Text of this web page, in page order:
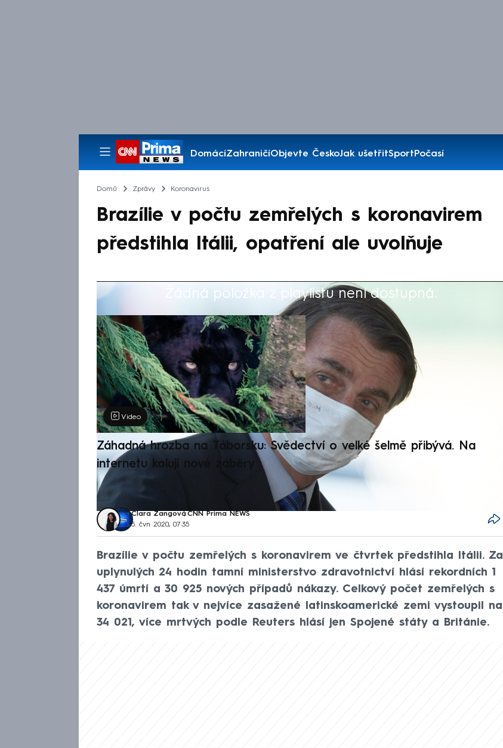
DomácíZahraničíObjevte ČeskoJak ušetřitSportPočasí
Pořady
Domů Zprávy Koronavirus
Brazílie v počtu zemřelých s koronavirem
předstihla Itálii, opatření ale uvolňuje
Žádná položka z playlistu není dostupná.
Výběr redakce
Video
Záhadná hrozba na Táborsku: Svědectví o velké šelmě přibývá. Na
internetu kolují nové záběry
Clara Zangová, CNN Prima NEWS
5. čvn 2020, 07:35
Brazílie v počtu zemřelých s koronavirem ve čtvrtek předstihla Itálii. Za
uplynulých 24 hodin tamní ministerstvo zdravotnictví hlásí rekordních 1
437 úmrtí a 30 925 nových případů nákazy. Celkový počet zemřelých s
koronavirem tak v nejvíce zasažené latinskoamerické zemi vystoupil na
34 021, více mrtvých podle Reuters hlásí jen Spojené státy a Británie.